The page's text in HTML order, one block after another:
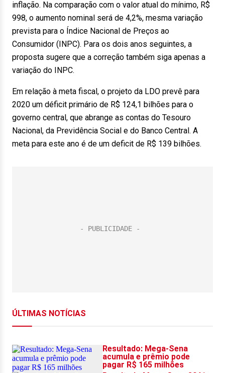
inflação. Na comparação com o valor atual do mínimo, R$
998, o aumento nominal será de 4,2%, mesma variação
prevista para o Índice Nacional de Preços ao
Consumidor (INPC). Para os dois anos seguintes, a
proposta sugere que a correção também siga apenas a
variação do INPC.
Em relação à meta fiscal, o projeto da LDO prevê para
2020 um déficit primário de R$ 124,1 bilhões para o
governo central, que abrange as contas do Tesouro
Nacional, da Previdência Social e do Banco Central. A
meta para este ano é de um deficit de R$ 139 bilhões.